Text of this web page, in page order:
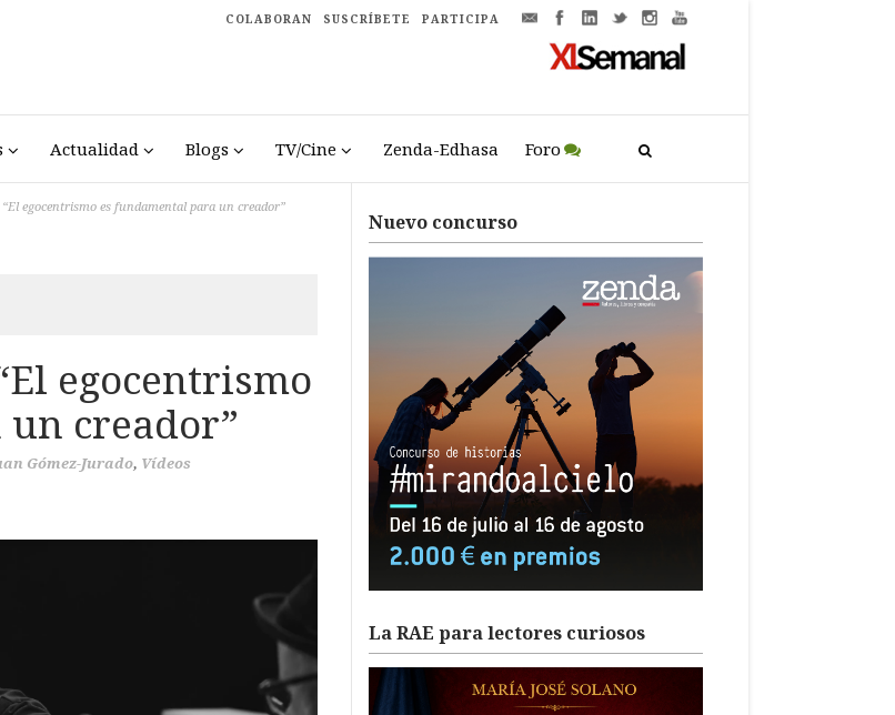
COLABORAN SUSCRÍBETE PARTICIPA
Actualidad Blogs TV/Cine Zenda-Edhasa Foro
“El egocentrismo es fundamental para un creador”
egocentrismo
creador”
Gómez-Jurado, Vídeos
Nuevo concurso
La RAE para lectores curiosos